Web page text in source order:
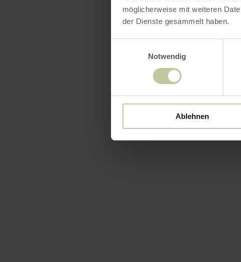
möglicherweise mit weiteren
der Dienste gesammelt haben.
Notwendig
Ablehnen